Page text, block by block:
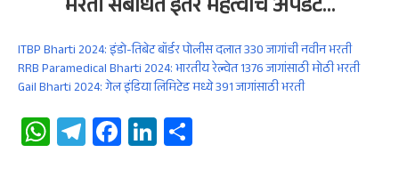
भरती संबंधित इतरमहत्वाचेअपडेट…
ITBP Bharti 2024: इंडो-तिबेट बॉर्डर पोलीस दलात 330 जागांची नवीन भरती
RRB Paramedical Bharti 2024: भारतीय रेल्वेत 1376 जागांसाठी मोठी भरती
Gail Bharti 2024: गेल इंडिया लिमिटेड मध्ये 391 जागांसाठी भरती
W
ha
Te
le
Fa
ce
Li
n